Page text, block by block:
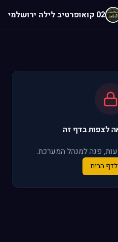
02 קואופרטיב לילה ירושלמי
לצפות בדף זה
פנה למנהל המערכת.
לדף הבית